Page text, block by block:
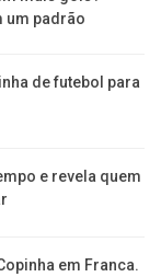
um padrão
de futebol para
e revela quem
em Franca.